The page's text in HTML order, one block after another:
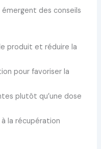
des conseils
produit et réduire la
pour favoriser la
plutôt qu’une dose
la récupération